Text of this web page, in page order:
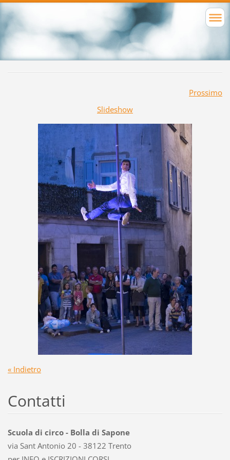
Prossimo
Slideshow
« Indietro
Contatti
Scuola di circo - Bolla di Sapone
via Sant Antonio 20 - 38122 Trento